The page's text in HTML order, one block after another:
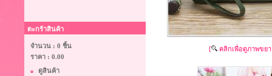
ตะกร้าสินค้า
จำนวน : 0 ชิ้น
ราคา : 0.00
ดูสินค้า
[ คลิกเพื่อดูภาพขยา